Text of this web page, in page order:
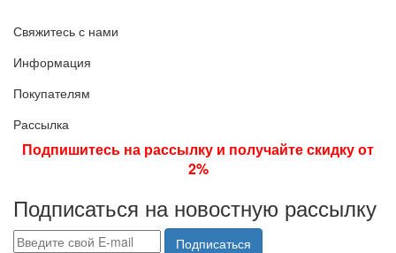
Свяжитесь с нами
Информация
Покупателям
Рассылка
Подпишитесь на рассылку и получайте скидку от
2%
Подписаться на новостную рассылку
Подписаться